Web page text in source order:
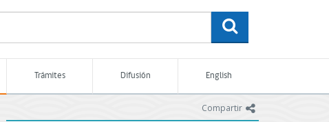
Trámites Difusión English
Compartir icono